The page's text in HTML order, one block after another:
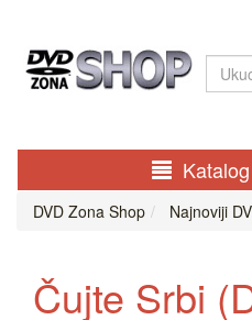
DVD Zona Shop Najnoviji
Čujte Srbi